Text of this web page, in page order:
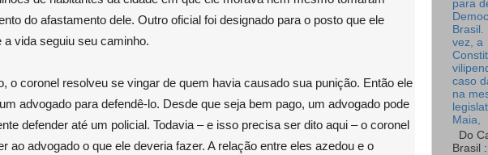
do afastamento dele. Outro oficial foi designado para o posto que ele
a vida seguiu seu caminho.
o coronel resolveu se vingar de quem havia causado sua punição. Então ele
advogado para defendê-lo. Desde que seja bem pago, um advogado pode
defender até um policial. Todavia – e isso precisa ser dito aqui – o coronel
ao advogado o que ele deveria fazer. A relação entre eles azedou e o
para
Brasil.
vez, a
caso
na
Maia,
Do
Brasil :